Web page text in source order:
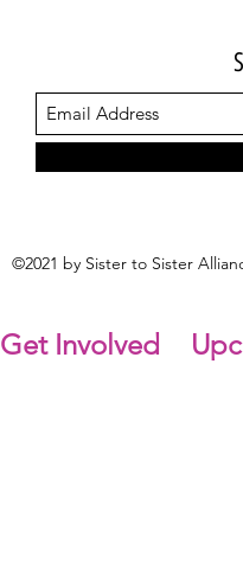
©2021 by Sister to Sister
Get Involved